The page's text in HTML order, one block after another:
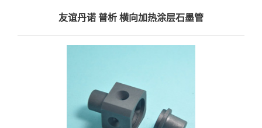
友谊丹诺 普析 横向加热涂层石墨管